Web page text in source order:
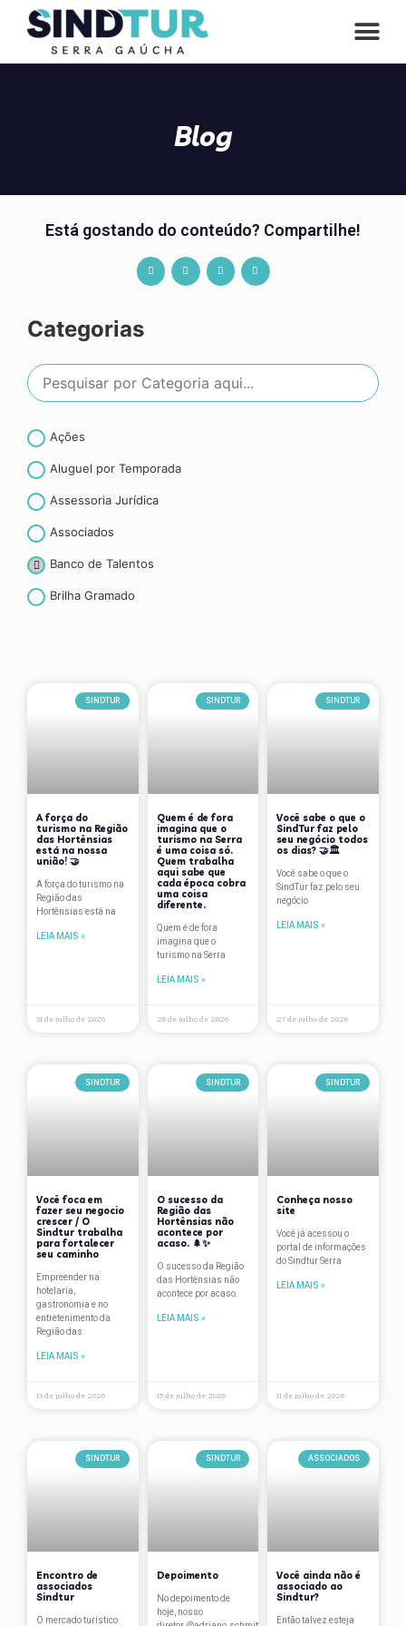
Blog
Está gostando do conteúdo? Compartilhe!
Categorias
Ações
Aluguel por Temporada
Assessoria Jurídica
Associados
Banco de Talentos
Brilha Gramado
Convenção coletiva de trabalho
Data Comemorativa
Depoimentos
Dicas de Viagem
Eventos
Fórum Gramado de Estudos Turísticos
Hotelaria
Nova Petrópolis
Palestras
Pesquisa salarial
Plano de contingência
Premiações
Projetos
Reuniões
Serra Gaúcha
Sindicato
SindTur
SINDTUR
A força do
turismo na Região
das Hortênsias
está na nossa
união! 🤝
A força do turismo na
Região das
Hortênsias está na
LEIA MAIS »
31 de julho de 2026
SINDTUR
Quem é de fora
imagina que o
turismo na Serra
é uma coisa só.
Quem trabalha
aqui sabe que
cada época cobra
uma coisa
diferente.
Quem é de fora
imagina que o
turismo na Serra
LEIA MAIS »
28 de julho de 2026
SINDTUR
Você sabe o que o
SindTur faz pelo
seu negócio todos
os dias? 🤝🏛
Você sabe o que o
SindTur faz pelo seu
negócio
LEIA MAIS »
27 de julho de 2026
SINDTUR
Você foca em
fazer seu negocio
crescer / O
Sindtur trabalha
para fortalecer
seu caminho
Empreender na
hotelaria,
gastronomia e no
entretenimento da
Região das
LEIA MAIS »
19 de julho de 2026
SINDTUR
O sucesso da
Região das
Hortênsias não
acontece por
acaso. 🌲✨
O sucesso da Região
das Hortênsias não
acontece por acaso.
LEIA MAIS »
15 de julho de 2026
SINDTUR
Conheça nosso
site
Você já acessou o
portal de informações
do Sindtur Serra
LEIA MAIS »
11 de julho de 2026
SINDTUR
Encontro de
associados
Sindtur
O mercado turístico
SINDTUR
Depoimento
No depoimento de
hoje, nosso
ASSOCIADOS
Você ainda não é
associado ao
Sindtur?
Então talvez esteja